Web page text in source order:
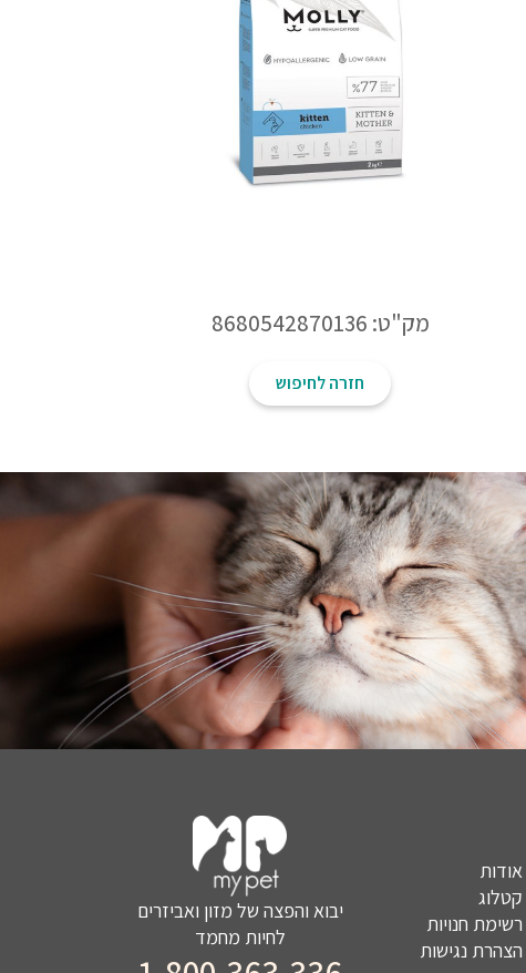
מק"ט: 8680542870136
חזרה לחיפוש
אודות
קטלוג
רשימת חנויות
הצהרת נגישות
יבוא והפצה של מזון ואביזרים
לחיות מחמד